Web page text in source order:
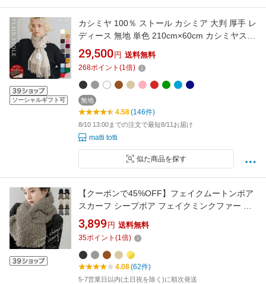
ソーシャルギフト可
カシミヤ 100％ ストール カシミア 大判 厚手 レ
ディース 無地 単色 210cm×60cm カシミヤスト
ール カシミアストール ブランド マフラー ギフ
トボックス入り 寒暖差対策 プレゼント 誕生日
贈り物 女 性 結婚式 秋 冬 a0016a
29,500 円 送料無料
268ポイント (1倍)
無地
4.58(146件)
8/10 13:00までの注文で最短8/11お届け
matti totti
似た商品を探す
【クーポンで45%OFF】フェイクムートンボア
スカーフ シープボア フェイクミンクファー エ
コファーティペット スカーフ マフラー 大きい
ストール ファー 秋 冬 レディース 防寒 ネック
ウォーマー 小顔 厚み ショール もふもふ 暖か
3,899 円 送料無料
35ポイント (1倍)
4.08(62件)
5-7営業日以内(土日祝を除く)に順次発送